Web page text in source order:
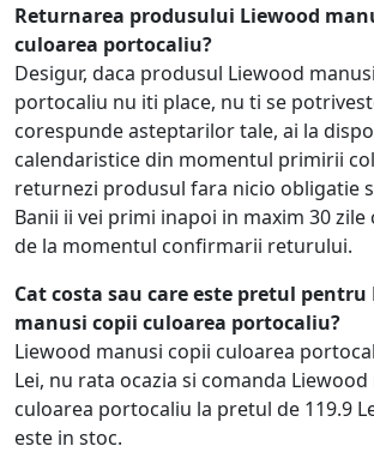
Returnarea produsului Liewood
culoarea portocaliu?
Desigur, daca produsul Liewood
portocaliu nu iti place, nu ti se
corespunde asteptarilor tale, ai la
calendaristice din momentul primirii
returnezi produsul fara nicio obligatie
Banii ii vei primi inapoi in maxim 30
de la momentul confirmarii returului.
Cat costa sau care este pretul pentru
manusi copii culoarea portocaliu?
Liewood manusi copii culoarea
Lei, nu rata ocazia si comanda
culoarea portocaliu la pretul de 119.9
este in stoc.